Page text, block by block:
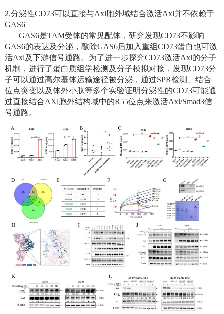
2.分泌性CD73可以直接与Axl胞外域结合激活Axl并不依赖于
GAS6
GAS6是TAM受体的常见配体，研究发现CD73不影响
GAS6的表达及分泌，敲除GAS6后加入重组CD73蛋白也可激
活Axl及下游信号通路。为了进一步探究CD73激活Axl的分子
机制，进行了蛋白质组学检测及分子模拟对接，发现CD73分
子可以通过高尔基体运输途径被分泌，通过SPR检测、结合
位点突变以及体外小肽等多个实验证明分泌性的CD73可能通
过直接结合AXl胞外结构域中的R55位点来激活Axl/Smad3信
号通路。